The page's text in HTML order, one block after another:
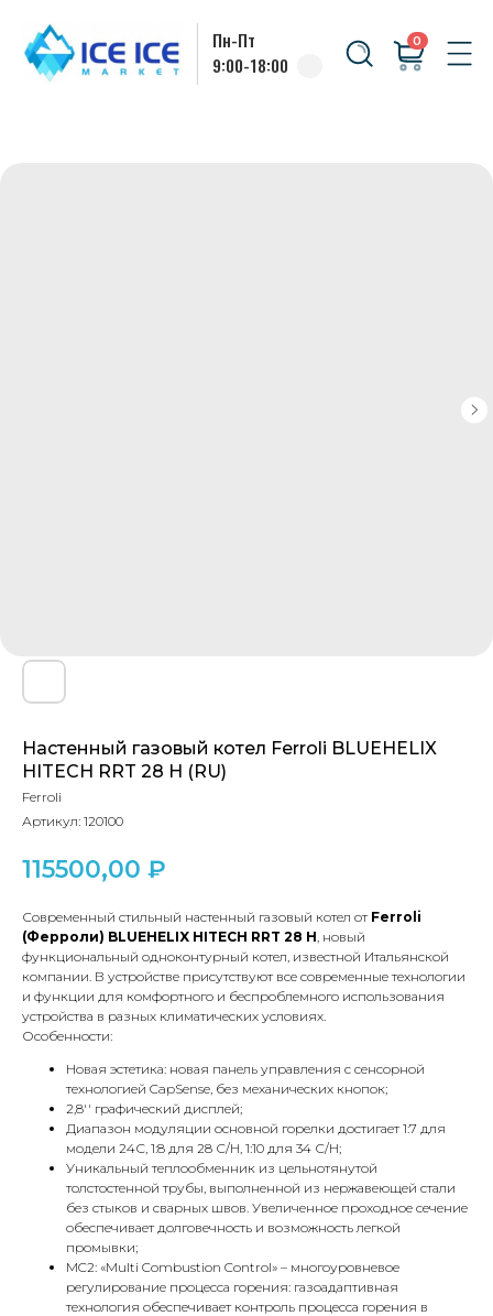
9:00-18:00
Настенный газовый котел Ferroli BLUEHELIX
HITECH RRT 28 H (RU)
Ferroli
Артикул: 120100
115500,00 ₽
Современный стильный настенный газовый котел от Ferroli
(Ферроли) BLUEHELIX HITECH RRT 28 H , новый
функциональный одноконтурный котел, известной Итальянской
компании. В устройстве присутствуют все современные технологии
и функции для комфортного и беспроблемного использования
устройства в разных климатических условиях.
Особенности:
Новая эстетика: новая панель управления с сенсорной
технологией CapSense, без механических кнопок;
2,8'' графический дисплей;
Диапазон модуляции основной горелки достигает 1:7 для
модели 24С, 1:8 для 28 С/H, 1:10 для 34 С/H;
Уникальный теплообменник из цельнотянутой
толстостенной трубы, выполненной из нержавеющей стали
без стыков и сварных швов. Увеличенное проходное сечение
обеспечивает долговечность и возможность легкой
промывки;
MC2: «Multi Combustion Control» – многоуровневое
регулирование процесса горения: газоадаптивная
технология обеспечивает контроль процесса горения в